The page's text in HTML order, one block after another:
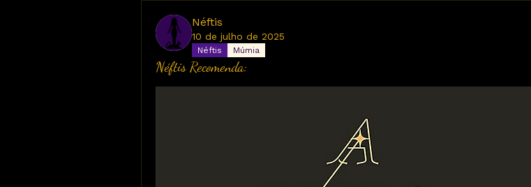
Néftis
10 de julho de 2025
Néftis Múmia
Néftis Recomenda: